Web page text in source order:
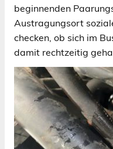
beginnenden
Austragungsort
checken, ob sich im
damit rechtzeitig